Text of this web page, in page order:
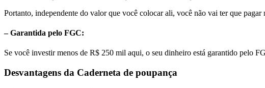
Portanto, independente do valor que você colocar ali, você não vai ter que
– Garantida pelo FGC:
Se você investir menos de R$ 250 mil aqui, o seu dinheiro está garantido pelo
Desvantagens da Caderneta de poupança